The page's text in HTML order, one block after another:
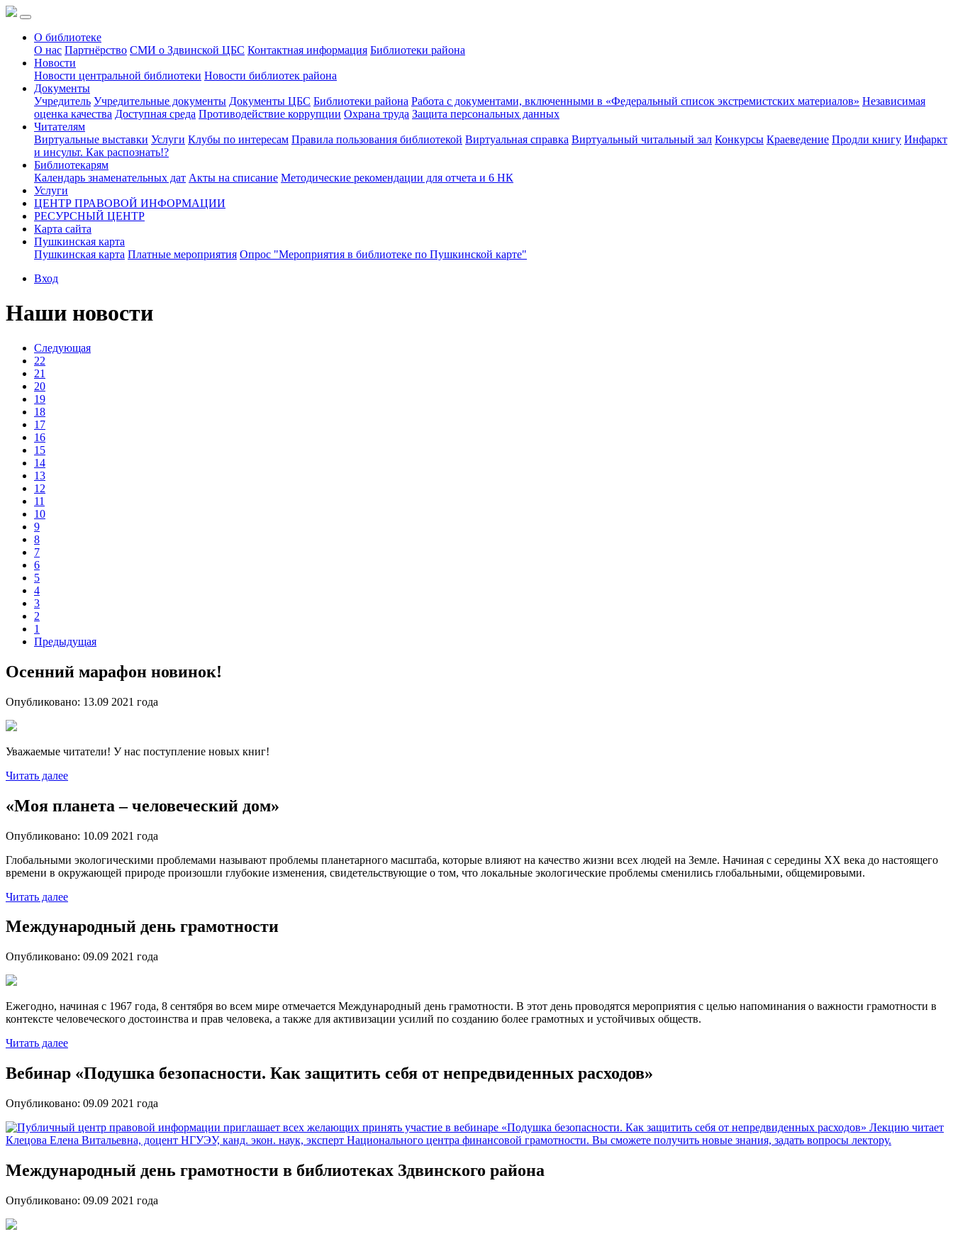
О библиотеке
О нас Партнёрство СМИ о Здвинской ЦБС Контактная информация Библиотеки района
Новости
Новости центральной библиотеки Новости библиотек района
Документы
Учредитель Учредительные документы Документы ЦБС Библиотеки района Работа с документами, включенными в «Федеральный список экстремистских материалов» Независимая
оценка качества Доступная среда Противодействие коррупции Охрана труда Защита персональных данных
Читателям
Виртуальные выставки Услуги Клубы по интересам Правила пользования библиотекой Виртуальная справка Виртуальный читальный зал Конкурсы Краеведение Продли книгу Инфаркт
и инсульт. Как распознать!?
Библиотекарям
Календарь знаменательных дат Акты на списание Методические рекомендации для отчета и 6 НК
Услуги
ЦЕНТР ПРАВОВОЙ ИНФОРМАЦИИ
РЕСУРСНЫЙ ЦЕНТР
Карта сайта
Пушкинская карта
Пушкинская карта Платные мероприятия Опрос "Мероприятия в библиотеке по Пушкинской карте"
Вход
Наши новости
Следующая
22
21
20
19
18
17
16
15
14
13
12
11
10
9
8
7
6
5
4
3
2
1
Предыдущая
Осенний марафон новинок!
Опубликовано: 13.09 2021 года
Уважаемые читатели! У нас поступление новых книг!
Читать далее
«Моя планета – человеческий дом»
Опубликовано: 10.09 2021 года
Глобальными экологическими проблемами называют проблемы планетарного масштаба, которые влияют на качество жизни всех людей на Земле. Начиная с середины XX века до настоящего
времени в окружающей природе произошли глубокие изменения, свидетельствующие о том, что локальные экологические проблемы сменились глобальными, общемировыми.
Читать далее
Международный день грамотности
Опубликовано: 09.09 2021 года
Ежегодно, начиная с 1967 года, 8 сентября во всем мире отмечается Международный день грамотности. В этот день проводятся мероприятия с целью напоминания о важности грамотности в
контексте человеческого достоинства и прав человека, а также для активизации усилий по созданию более грамотных и устойчивых обществ.
Читать далее
Вебинар «Подушка безопасности. Как защитить себя от непредвиденных расходов»
Опубликовано: 09.09 2021 года
Международный день грамотности в библиотеках Здвинского района
Опубликовано: 09.09 2021 года